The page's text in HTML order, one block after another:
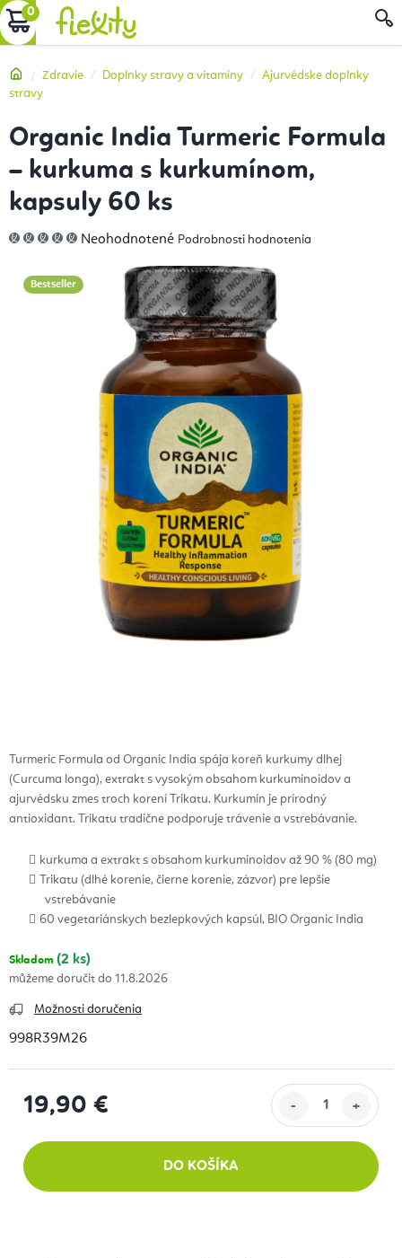
Prejsť
na
NÁKUPNÝ
Domov
Zdravie Doplnky stravy a vitamíny
Ajurvédske doplnky
stravy
Turmeric Formula od Organic India spája koreň kurkumy dlhej
(Curcuma longa), extrakt s vysokým obsahom kurkuminoidov a
ajurvédsku zmes troch korení Trikatu. Kurkumín je prírodný
antioxidant. Trikatu tradične podporuje trávenie a vstrebávanie.
kurkuma a extrakt s obsahom kurkuminoidov až 90 % (80 mg)
Trikatu (dlhé korenie, čierne korenie, zázvor) pre lepšie
vstrebávanie
60 vegetariánskych bezlepkových kapsúl, BIO Organic India
Skladom (2 ks)
11.8.2026
Možnosti doručenia
998R39M26
19,90 €
DO KOŠÍKA
Organic India Turmeric Formula
– kurkuma s kurkumínom,
kapsuly 60 ks
Priemerné
hodnotenie
0,0
z
hviezdičiek.
Neohodnotené Podrobnosti hodnotenia
Bestseller